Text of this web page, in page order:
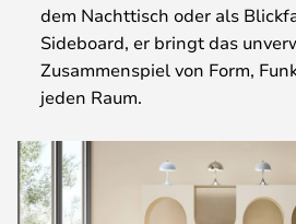
dem Nachttisch oder als
Sideboard, er bringt das
Zusammenspiel von Form,
jeden Raum.